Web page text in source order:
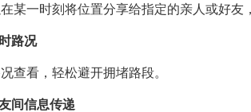
一时刻将位置分享给指定的亲人或好友
路况
看，轻松避开拥堵路段。
信息传递